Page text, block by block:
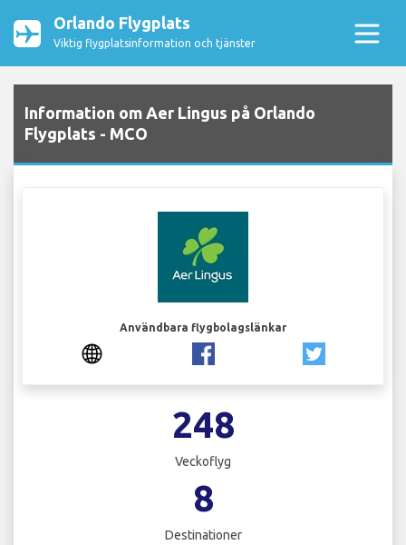
Orlando Flygplats
Viktig flygplatsinformation och tjänster
Information om Aer Lingus på Orlando
Flygplats - MCO
Användbara flygbolagslänkar
248
Veckoflyg
8
Destinationer